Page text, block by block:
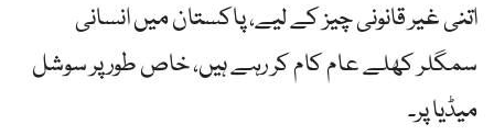
اتنی غیر قانونی چیز کے لیے، پاکستان میں انسانی
سمگلر کھلے عام کام کر رہے ہیں، خاص طور پر سوشل
میڈیا پر۔